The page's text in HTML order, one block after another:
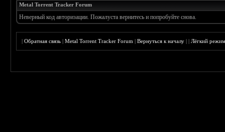
Metal Torrent Tracker Forum
Неверный код авторизации. Пожалуста вернитесь и попробуйте снова.
|Обратная связь |Metal Torrent Tracker Forum |Вернуться к началу ||Лёгкий